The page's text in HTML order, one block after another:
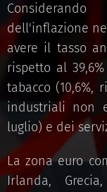
dell'inflazione
avere il tasso
rispetto al
tabacco
industriali non
luglio) e dei
La zona euro
Irlanda,